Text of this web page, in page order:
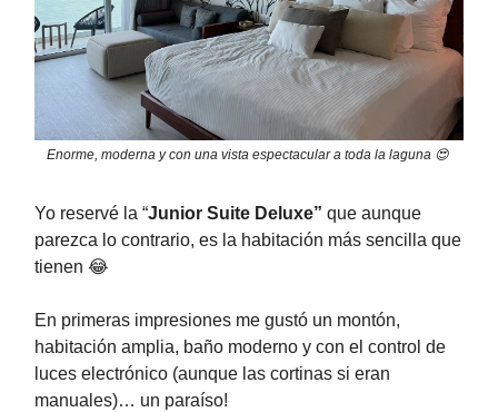
Enorme, moderna y con una vista espectacular a toda la laguna 😍
Yo reservé la “Junior Suite Deluxe” que aunque
parezca lo contrario, es la habitación más sencilla que
tienen 😂
En primeras impresiones me gustó un montón,
habitación amplia, baño moderno y con el control de
luces electrónico (aunque las cortinas si eran
manuales)… un paraíso!